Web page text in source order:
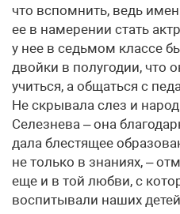
что вспомнить, ведь
ее в намерении стать
у нее в седьмом классе
двойки в полугодии, что
учиться, а общаться с
Не скрывала слез и
Селезнева – она
дала блестящее
не только в знаниях, –
еще и в той любви, с
воспитывали наших